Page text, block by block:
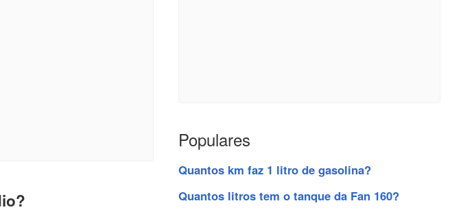
Populares
Quantos km faz 1 litro de gasolina?
Quantos litros tem o tanque da Fan 160?